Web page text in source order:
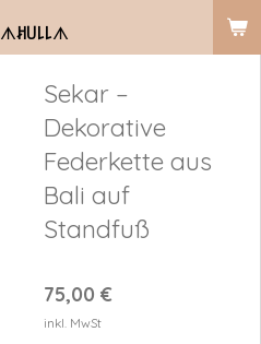
ᗑꎧ꒤꒒꒒ᗑ
Sekar –
Dekorative
Federkette aus
Bali auf
Standfuß
75,00 €
inkl. MwSt